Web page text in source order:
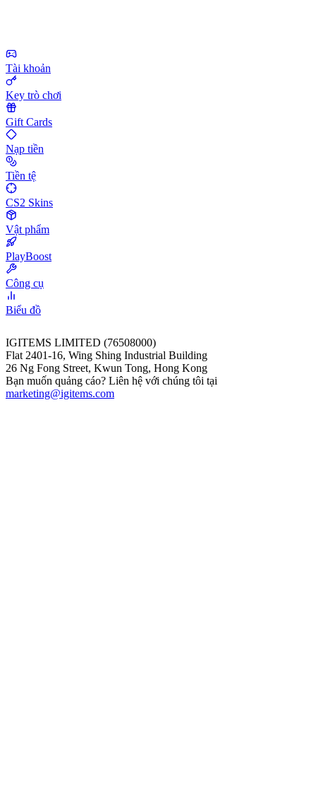
Tài khoản
Key trò chơi
Gift Cards
Nạp tiền
Tiền tệ
CS2 Skins
Vật phẩm
PlayBoost
Công cụ
Biểu đồ
IGITEMS LIMITED (76508000)
Flat 2401-16, Wing Shing Industrial Building
26 Ng Fong Street, Kwun Tong, Hong Kong
Bạn muốn quảng cáo? Liên hệ với chúng tôi tại
marketing@igitems.com